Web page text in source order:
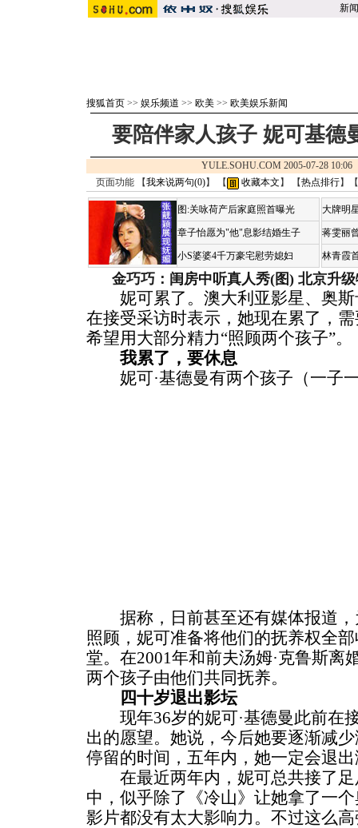
新闻
搜狐首页 >> 娱乐频道 >> 欧美 >> 欧美娱乐新闻
要陪伴家人孩子 妮可基德
YULE.SOHU.COM 2005-07-28
页面功能 【我来说两句(0)】 【 收藏本文 】 【热点排行】【
图:关咏荷产后家庭照首曝光
章子怡愿为"他"息影结婚生子
小S婆婆4千万豪宅慰劳媳妇
大牌明
蒋雯丽
林青霞
金巧巧：闺房中听真人秀(图) 北京升
妮可累了。澳大利亚影星、奥斯
在接受采访时表示，她现在累了，
希望用大部分精力“照顾两个孩子”。
我累了，要休息
妮可·基德曼有两个孩子（一子
据称，日前甚至还有媒体报道，
照顾，妮可准备将他们的抚养权全
堂。在2001年和前夫汤姆·克鲁斯离
两个孩子由他们共同抚养。
四十岁退出影坛
现年36岁的妮可·基德曼此前在
出的愿望。她说，今后她要逐渐减
停留的时间，五年内，她一定会退
在最近两年内，妮可总共接了足
中，似乎除了《冷山》让她拿了一
影片都没有太大影响力。不过这么